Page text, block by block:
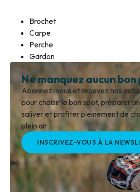
Brochet
Carpe
Perche
Gardon
Ne manquez aucun
Abonnez-vous et recevez nos
pour choisir le bon spot, préparer
saliver et profiter pleinement de
plein air.
INSCRIVEZ-VOUS À LA